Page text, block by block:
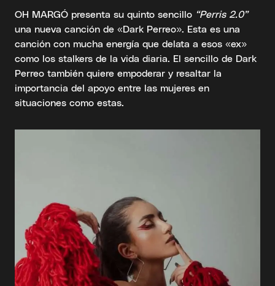
OH MARGÓ presenta su quinto sencillo “Perris 2.0”
una nueva canción de «Dark Perreo». Esta es una
canción con mucha energía que delata a esos «ex»
como los stalkers de la vida diaria. El sencillo de Dark
Perreo también quiere empoderar y resaltar la
importancia del apoyo entre las mujeres en
situaciones como estas.